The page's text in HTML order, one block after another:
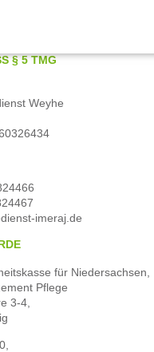
§ 5 TMG
Weyhe
imeraj.de
für Niedersachsen,
Pflege
3-4,